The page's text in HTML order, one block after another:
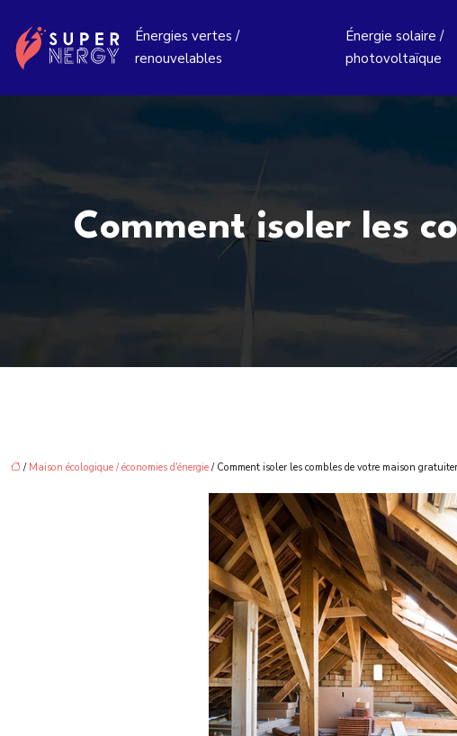
Énergies vertes /
renouvelables
Énergie solaire /
photovoltaïque
Comment isoler les
/ Maison écologique / économies d'énergie / Comment isoler les combles de votre maison